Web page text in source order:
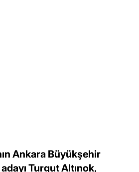
Ankara Büyükşehir
Turgut Altınok,